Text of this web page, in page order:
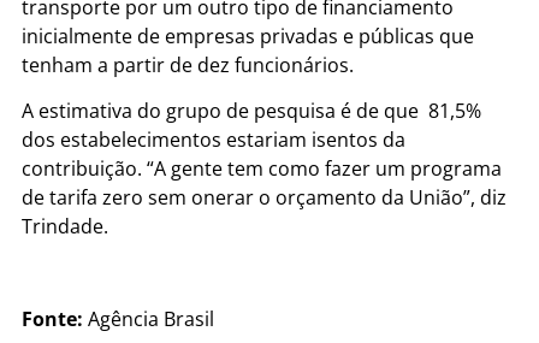
transporte por um outro tipo de financiamento
inicialmente de empresas privadas e públicas que
tenham a partir de dez funcionários.
A estimativa do grupo de pesquisa é de que 81,5%
dos estabelecimentos estariam isentos da
contribuição. “A gente tem como fazer um programa
de tarifa zero sem onerar o orçamento da União”, diz
Trindade.
Fonte: Agência Brasil